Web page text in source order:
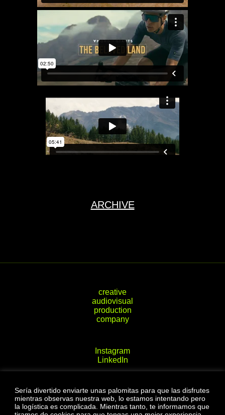
Sería divertido enviarte unas palomitas para que las disfrutes
mientras observas nuestra web, lo estamos intentando pero
la logística es complicada. Mientras tanto, te informamos que
ARCHIVE
creative audiovisual production company
Instagram
LinkedIn
Passeig del Compte d'Ègara 4, 1r 2a.
Terrassa (08221)
hello@flukevisuals.com